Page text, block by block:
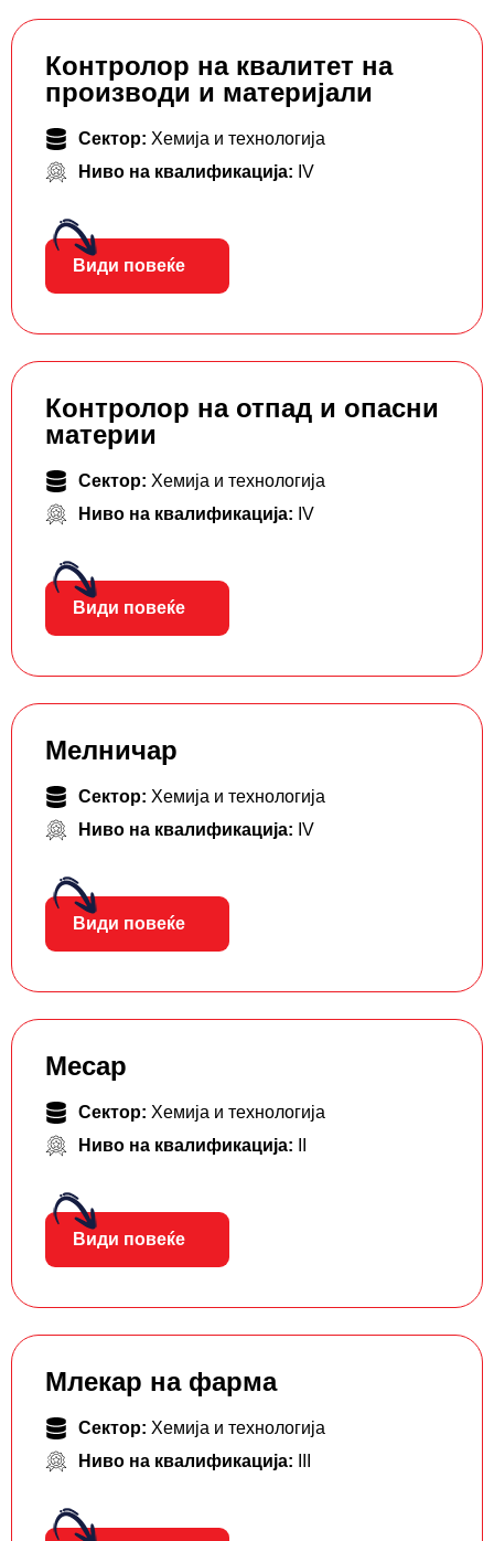
Контролор на квалитет на
производи и материјали
Сектор: Хемија и технологија
Ниво на квалификација: IV
Види повеќе
Контролор на отпад и опасни
материи
Сектор: Хемија и технологија
Ниво на квалификација: IV
Види повеќе
Мелничар
Сектор: Хемија и технологија
Ниво на квалификација: IV
Види повеќе
Месар
Сектор: Хемија и технологија
Ниво на квалификација:
Види повеќе
Млекар на фарма
Сектор: Хемија и технологија
Ниво на квалификација: